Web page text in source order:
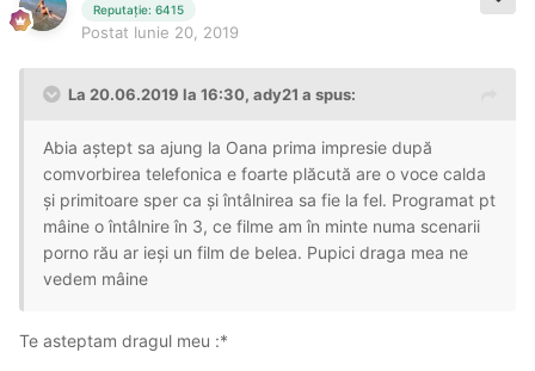
Reputație: 6415
Postat Iunie 20, 2019
La 20.06.2019 la 16:30, ady21 a spus:
Abia aștept sa ajung la Oana prima impresie după
comvorbirea telefonica e foarte plăcută are o voce calda
și primitoare sper ca și întâlnirea sa fie la fel. Programat pt
mâine o întâlnire în 3, ce filme am în minte numa scenarii
porno rău ar ieși un film de belea. Pupici draga mea ne
vedem mâine
Te asteptam dragul meu :*